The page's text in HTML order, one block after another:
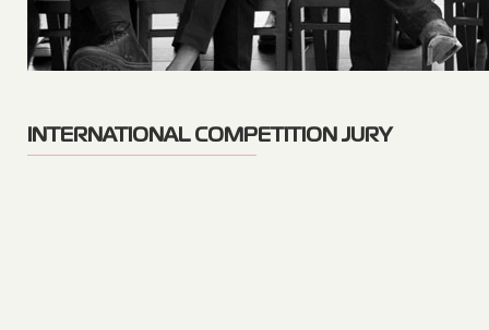
INTERNATIONAL COMPETITION JURY